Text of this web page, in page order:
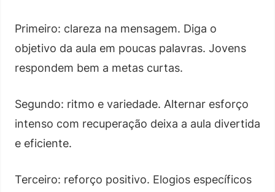
Primeiro: clareza na mensagem. Diga o
objetivo da aula em poucas palavras. Jovens
respondem bem a metas curtas.
Segundo: ritmo e variedade. Alternar esforço
intenso com recuperação deixa a aula divertida
e eficiente.
Terceiro: reforço positivo. Elogios específicos